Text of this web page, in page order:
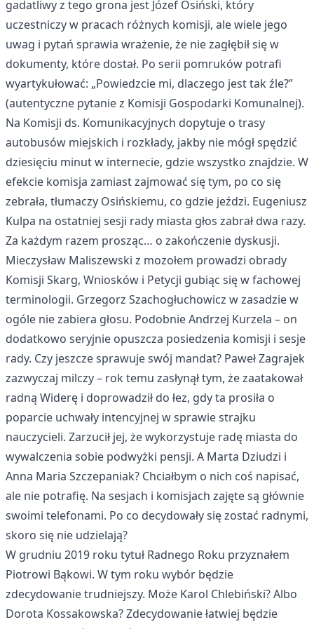
gadatliwy z tego grona jest Józef Osiński, który
uczestniczy w pracach różnych komisji, ale wiele jego
uwag i pytań sprawia wrażenie, że nie zagłębił się w
dokumenty, które dostał. Po serii pomruków potrafi
wyartykułować: „Powiedzcie mi, dlaczego jest tak źle?”
(autentyczne pytanie z Komisji Gospodarki Komunalnej).
Na Komisji ds. Komunikacyjnych dopytuje o trasy
autobusów miejskich i rozkłady, jakby nie mógł spędzić
dziesięciu minut w internecie, gdzie wszystko znajdzie. W
efekcie komisja zamiast zajmować się tym, po co się
zebrała, tłumaczy Osińskiemu, co gdzie jeździ. Eugeniusz
Kulpa na ostatniej sesji rady miasta głos zabrał dwa razy.
Za każdym razem prosząc… o zakończenie dyskusji.
Mieczysław Maliszewski z mozołem prowadzi obrady
Komisji Skarg, Wniosków i Petycji gubiąc się w fachowej
terminologii. Grzegorz Szachogłuchowicz w zasadzie w
ogóle nie zabiera głosu. Podobnie Andrzej Kurzela – on
dodatkowo seryjnie opuszcza posiedzenia komisji i sesje
rady. Czy jeszcze sprawuje swój mandat? Paweł Zagrajek
zazwyczaj milczy – rok temu zasłynął tym, że zaatakował
radną Widerę i doprowadził do łez, gdy ta prosiła o
poparcie uchwały intencyjnej w sprawie strajku
nauczycieli. Zarzucił jej, że wykorzystuje radę miasta do
wywalczenia sobie podwyżki pensji. A Marta Dziudzi i
Anna Maria Szczepaniak? Chciałbym o nich coś napisać,
ale nie potrafię. Na sesjach i komisjach zajęte są głównie
swoimi telefonami. Po co decydowały się zostać radnymi,
skoro się nie udzielają?
W grudniu 2019 roku tytuł Radnego Roku przyznałem
Piotrowi Bąkowi. W tym roku wybór będzie
zdecydowanie trudniejszy. Może Karol Chlebiński? Albo
Dorota Kossakowska? Zdecydowanie łatwiej będzie